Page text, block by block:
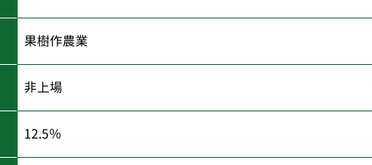
果樹作農業
非上場
12.5％